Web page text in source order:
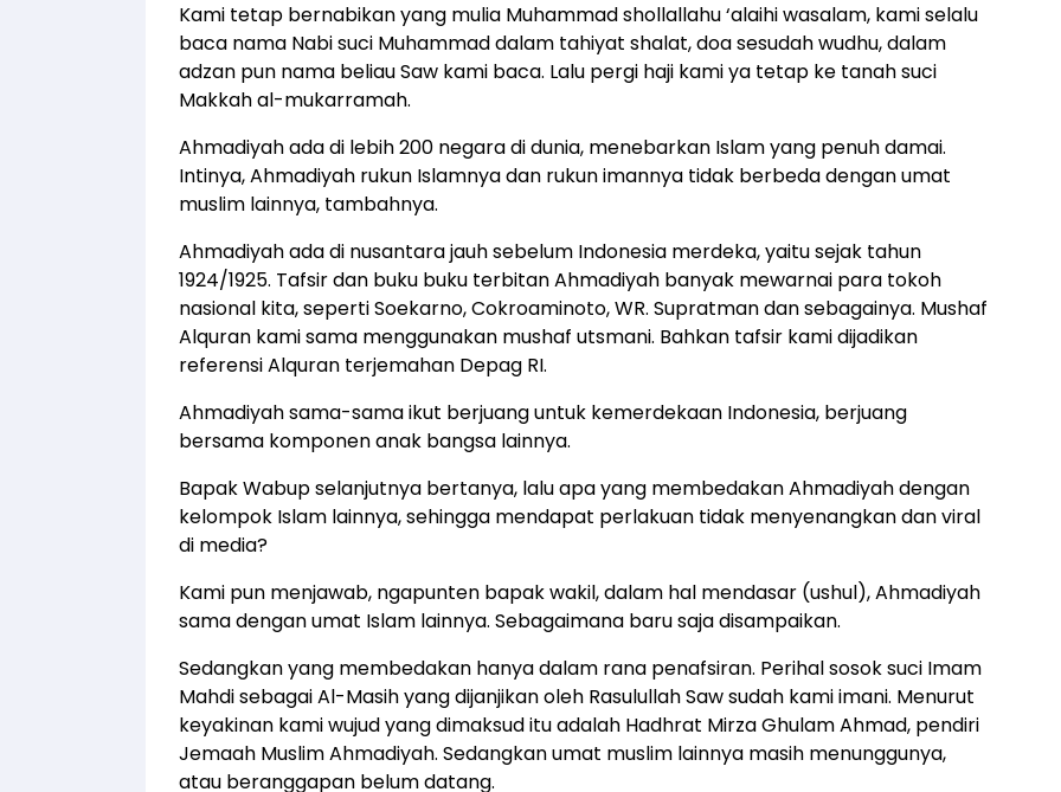
Kami tetap bernabikan yang mulia Muhammad shollallahu ‘alaihi wasalam, kami selalu
baca nama Nabi suci Muhammad dalam tahiyat shalat, doa sesudah wudhu, dalam
adzan pun nama beliau Saw kami baca. Lalu pergi haji kami ya tetap ke tanah suci
Makkah al-mukarramah.
Ahmadiyah ada di lebih 200 negara di dunia, menebarkan Islam yang penuh damai.
Intinya, Ahmadiyah rukun Islamnya dan rukun imannya tidak berbeda dengan umat
muslim lainnya, tambahnya.
Ahmadiyah ada di nusantara jauh sebelum Indonesia merdeka, yaitu sejak tahun
1924/1925. Tafsir dan buku buku terbitan Ahmadiyah banyak mewarnai para tokoh
nasional kita, seperti Soekarno, Cokroaminoto, WR. Supratman dan sebagainya. Mushaf
Alquran kami sama menggunakan mushaf utsmani. Bahkan tafsir kami dijadikan
referensi Alquran terjemahan Depag RI.
Ahmadiyah sama-sama ikut berjuang untuk kemerdekaan Indonesia, berjuang
bersama komponen anak bangsa lainnya.
Bapak Wabup selanjutnya bertanya, lalu apa yang membedakan Ahmadiyah dengan
kelompok Islam lainnya, sehingga mendapat perlakuan tidak menyenangkan dan viral
di media?
Kami pun menjawab, ngapunten bapak wakil, dalam hal mendasar (ushul), Ahmadiyah
sama dengan umat Islam lainnya. Sebagaimana baru saja disampaikan.
Sedangkan yang membedakan hanya dalam rana penafsiran. Perihal sosok suci Imam
Mahdi sebagai Al-Masih yang dijanjikan oleh Rasulullah Saw sudah kami imani. Menurut
keyakinan kami wujud yang dimaksud itu adalah Hadhrat Mirza Ghulam Ahmad, pendiri
Jemaah Muslim Ahmadiyah. Sedangkan umat muslim lainnya masih menunggunya,
atau beranggapan belum datang.